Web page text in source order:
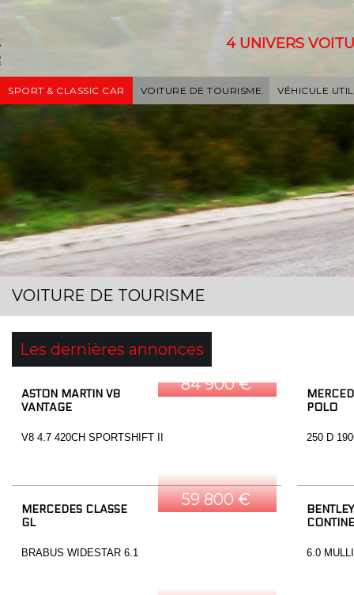
4 UNIVERS
SPORT & CLASSIC CAR VOITURE DE TOURISME VÉHICULE
VOITURE DE TOURISME
Les dernières annonces
84 900 €
ASTON MARTIN V8
VANTAGE
V8 4.7 420CH SPORTSHIFT II
POLO
250 D
59 800 €
MERCEDES CLASSE
GL
BRABUS WIDESTAR 6.1
BENTLEY
6.0